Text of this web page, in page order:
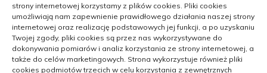
strony internetowej korzystamy z plików cookies. Pliki cookies
umożliwiają nam zapewnienie prawidłowego działania naszej strony
internetowej oraz realizację podstawowych jej funkcji, a po uzyskaniu
Twojej zgody, pliki cookies są przez nas wykorzystywane do
dokonywania pomiarów i analiz korzystania ze strony internetowej, a
także do celów marketingowych. Strona wykorzystuje również pliki
cookies podmiotów trzecich w celu korzystania z zewnętrznych
DOM